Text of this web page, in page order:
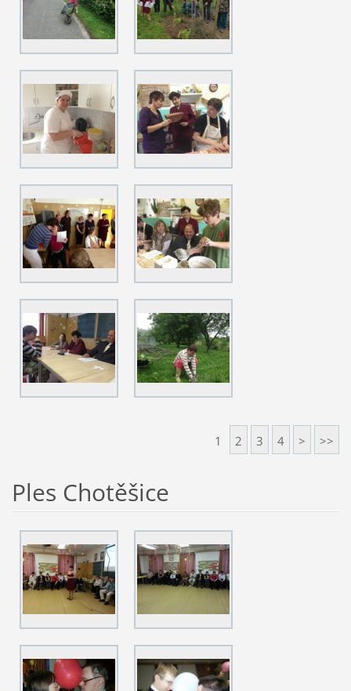
1 2 3 4 > >>
Ples Chotěšice